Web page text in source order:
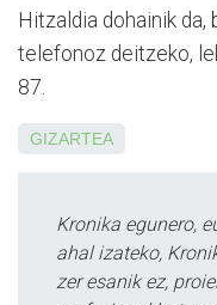
Hitzaldia dohainik da,
telefonoz deitzeko,
87.
GIZARTEA
Kronika egunero,
ahal izateko,
zer esanik ez,